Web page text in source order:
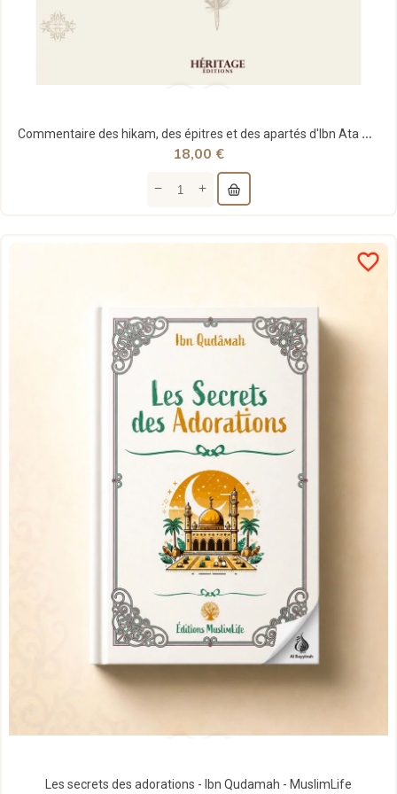
Commentaire des hikam, des épitres et des apartés d'Ibn Ata Allah As-Sakandari - Le Facile -...
18,00 €
favorite_border
Les secrets des adorations - Ibn Qudamah - MuslimLife